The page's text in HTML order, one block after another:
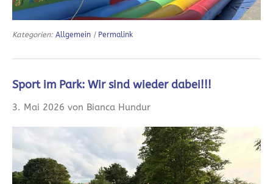
Kategorien: Allgemein | Permalink
Sport im Park: Wir sind wieder dabei!!!
3. Mai 2026 von Bianca Hundur